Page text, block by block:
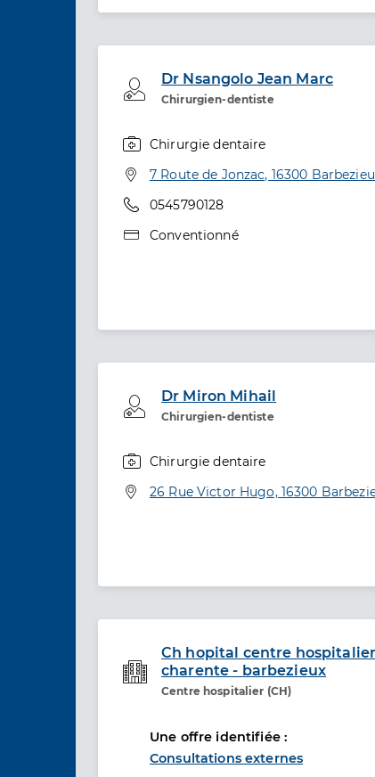
Dr Nsangolo Jean Marc
Chirurgien-dentiste
Professionel de santé
Chirurgie dentaire
Adresse
7 Route de Jonzac, 16300
Téléphone
0545790128
Type de convention
Conventionné
Dr Miron Mihail
Chirurgien-dentiste
Professionel de santé
Chirurgie dentaire
Adresse
26 Rue Victor Hugo, 16300
Ch hopital centre
charente - barbezieux
Centre hospitalier (CH)
Etablissement de
Une offre identifiée :
Consultations externes